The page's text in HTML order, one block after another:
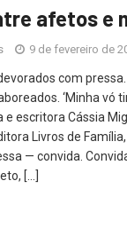
afetos e
9 de fevereiro de
com
‘Minha vó
e escritora Cássia
Livros de
— convida.
[…]